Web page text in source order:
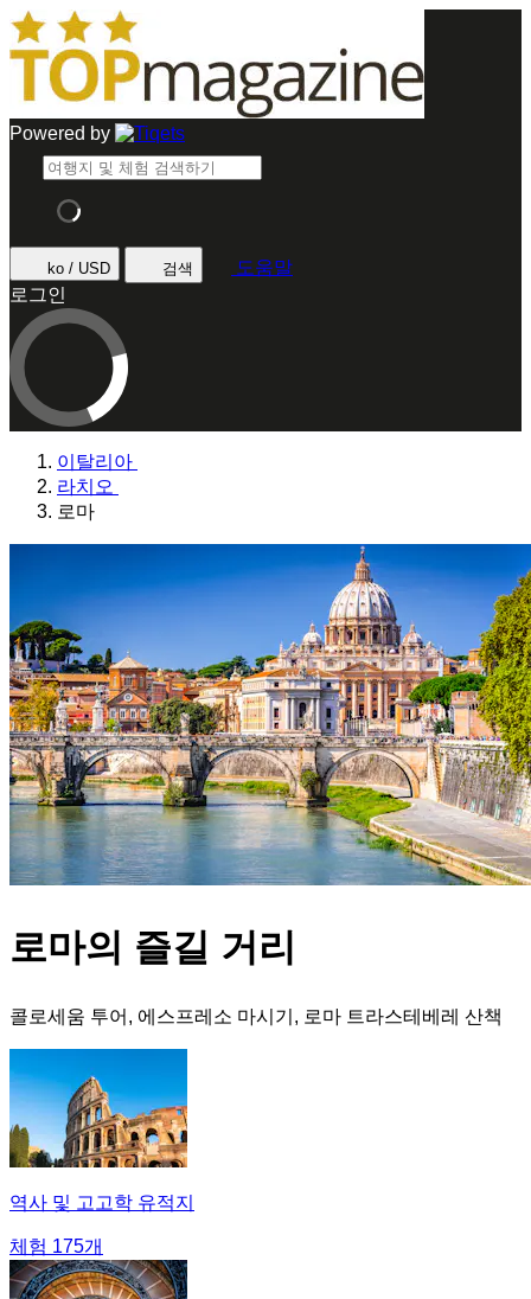
Powered by
ko / USD 검색
도움말
로그인
이탈리아
라치오
로마
로마의 즐길 거리
콜로세움 투어, 에스프레소 마시기, 로마 트라스테베레 산책
역사 및 고고학 유적지
체험 175개